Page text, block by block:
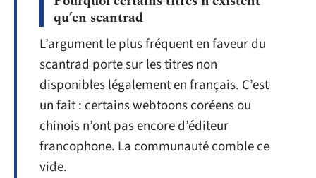
qu’en scantrad
L’argument le plus fréquent en faveur du
scantrad porte sur les titres non
disponibles légalement en français. C’est
un fait : certains webtoons coréens ou
chinois n’ont pas encore d’éditeur
francophone. La communauté comble ce
vide.